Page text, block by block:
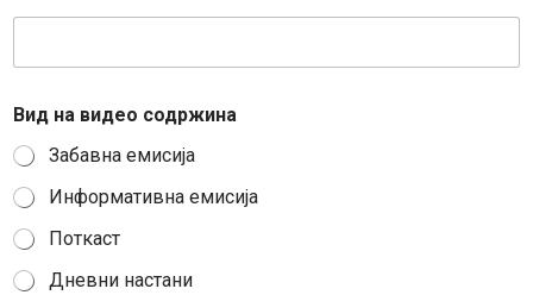
Вид на видео содржина
Забавна емисија
Информативна емисија
Поткаст
Дневни настани